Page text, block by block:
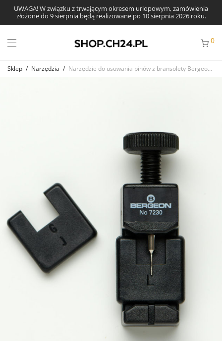
UWAGA! W związku z trwającym okresem urlopowym, zamówienia
złożone do 9 sierpnia będą realizowane po 10 sierpnia 2026 roku.
0
Sklep / Narzędzia / Narzędzie do usuwania pinów z bransolety Bergeon 7230